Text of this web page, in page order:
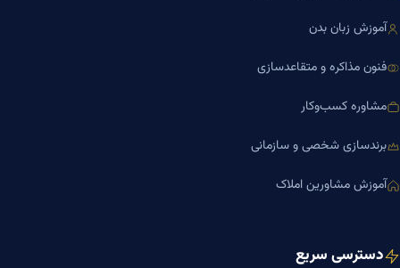
آموزش زبان بدن
فنون مذاکره و متقاعدسازی
مشاوره کسب‌وکار
برندسازی شخصی و سازمانی
آموزش مشاورین املاک
دسترسی سریع